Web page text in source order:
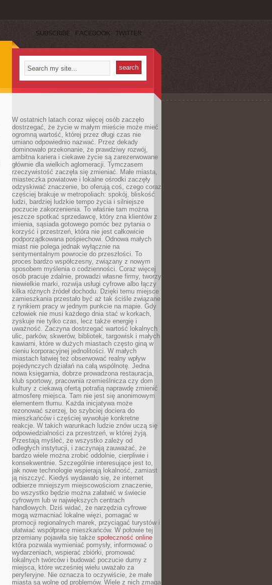
SUBSCRIBE FACEBOOK TWITTER
W ostatnich latach coraz więcej osób zaczęło
dostrzegać, że życie w małym mieście może mieć
ogromną wartość, której przez długi czas nie
umiano odpowiednio nazwać. Przez dekady
dominowało przekonanie, że prawdziwy rozwój,
ambitna kariera i ciekawe życie są zarezerwowane
głównie dla wielkich aglomeracji. Tymczasem
rzeczywistość zaczęła się zmieniać. Małe miasta,
miasteczka powiatowe i lokalne ośrodki zaczęły
odzyskiwać znaczenie, bo oferują coś, czego coraz
częściej brakuje w metropoliach: spokój, bliskość
ludzi, bardziej ludzkie tempo życia i silniejsze
poczucie zakorzenienia. To właśnie tam można
jeszcze spotkać sprzedawcę, który zna klientów z
imienia, sąsiada gotowego pomóc bez pytania o
korzyść i przestrzeń, która nie jest całkowicie
podporządkowana pośpiechowi. Odnowa małych
miast nie polega jednak wyłącznie na
sentymentalnym powrocie do przeszłości. To
proces bardzo współczesny, związany z nowym
sposobem myślenia o codzienności. Coraz więcej
osób pracuje zdalnie, prowadzi własne firmy, tworzy
niewielkie marki, rozwija usługi cyfrowe albo łączy
kilka różnych źródeł dochodu. Dzięki temu miejsce
zamieszkania przestało być aż tak ściśle związane
z rynkiem pracy w jednym punkcie na mapie. Gdy
człowiek nie musi każdego dnia stać w korkach,
zyskuje nie tylko czas, lecz także energię i
uważność. Zaczyna dostrzegać wartość lokalnych
ulic, parków, skwerów, bibliotek, targowisk i małych
kawiarni, które w dużych miastach często giną w
cieniu korporacyjnej jednolitości. W małych
miastach łatwiej też obserwować realny wpływ
pojedynczych działań na całą wspólnotę. Jedna
nowa księgarnia, dobrze prowadzona restauracja,
klub sportowy, pracownia rzemieślnicza czy dom
kultury z ciekawą ofertą potrafią naprawdę zmienić
atmosferę miejsca. Tam nie jest się anonimowym
elementem tłumu. Każda inicjatywa może
rezonować szerzej, bo szybciej dociera do
mieszkańców i częściej wywołuje konkretne
reakcje. W takich warunkach ludzie znów uczą się
odpowiedzialności za przestrzeń, w której żyją.
Przestają myśleć, że wszystko zależy od
odległych instytucji, i zaczynają zauważać, że
bardzo wiele można zrobić oddolnie, cierpliwie i
konsekwentnie. Szczególnie interesujące jest to,
jak nowe technologie wspierają lokalność, zamiast
ją niszczyć. Kiedyś wydawało się, że internet
odbierze mniejszym miejscowościom znaczenie,
bo wszystko będzie można załatwić w świecie
cyfrowym lub w największych centrach
handlowych. Dziś widać, że narzędzia cyfrowe
mogą wzmacniać lokalne więzi, pomagać w
promocji regionalnych marek, przyciągać turystów i
ułatwiać współpracę mieszkańców. W połowie tej
przemiany pojawiła się także społeczność online
która pozwala wymieniać pomysły, informować o
wydarzeniach, wspierać zbiórki, promować
lokalnych twórców i budować poczucie dumy z
miejsca, które wcześniej wielu uważało za
peryferyjne. Nie oznacza to oczywiście, że małe
miasta są wolne od problemów. Wiele z nich zmaga